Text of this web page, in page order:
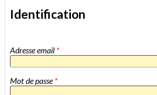
Identification
Adresse email *
Mot de passe*